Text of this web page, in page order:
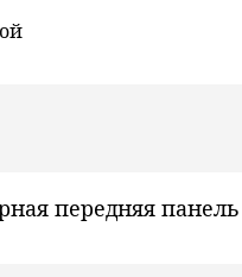
передняя панель